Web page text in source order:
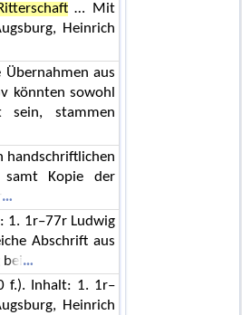
… Mit
Heinrich
aus
könnten sowohl
stammen
handschriftlichen
samt Kopie der
1. 1r–77r Ludwig
Abschrift aus
bei
f.). Inhalt: 1. 1r–
Heinrich